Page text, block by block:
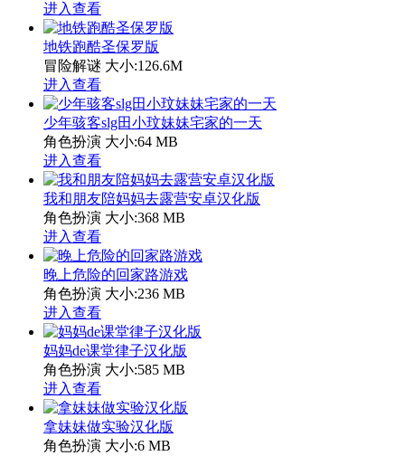
进入查看
地铁跑酷圣保罗版
冒险解谜 大小:126.6M
进入查看
少年骇客slg田小玟妹妹宅家的一天
角色扮演 大小:64 MB
进入查看
我和朋友陪妈妈去露营安卓汉化版
角色扮演 大小:368 MB
进入查看
晚上危险的回家路游戏
角色扮演 大小:236 MB
进入查看
妈妈de课堂律子汉化版
角色扮演 大小:585 MB
进入查看
拿妹妹做实验汉化版
角色扮演 大小:6 MB